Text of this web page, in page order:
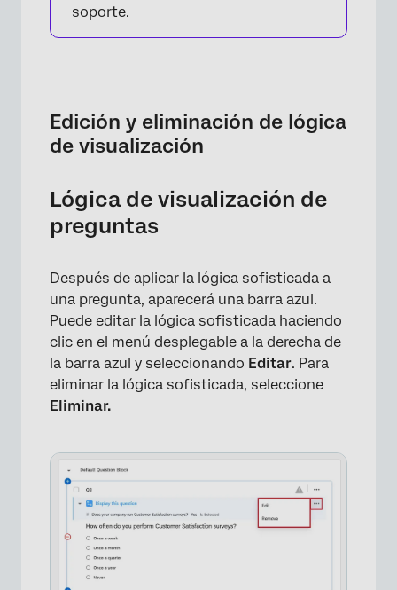
soporte.
Edición y eliminación de lógica
de visualización
Lógica de visualización de
preguntas
Después de aplicar la lógica sofisticada a
una pregunta, aparecerá una barra azul.
Puede editar la lógica sofisticada haciendo
clic en el menú desplegable a la derecha de
la barra azul y seleccionando Editar. Para
eliminar la lógica sofisticada, seleccione
Eliminar.